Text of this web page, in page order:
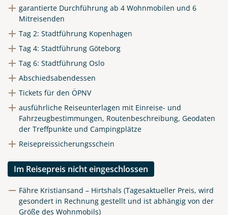
garantierte Durchführung ab 4 Wohnmobilen und 6
Mitreisenden
Tag 2: Stadtführung Kopenhagen
Tag 4: Stadtführung Göteborg
Tag 6: Stadtführung Oslo
Abschiedsabendessen
Tickets für den ÖPNV
ausführliche Reiseunterlagen mit Einreise- und
Fahrzeugbestimmungen, Routenbeschreibung, Geodaten
der Treffpunkte und Campingplätze
Reisepreissicherungsschein
Im Reisepreis nicht eingeschlossen
Fähre Kristiansand – Hirtshals (Tagesaktueller Preis, wird
gesondert in Rechnung gestellt und ist abhängig von der
Größe des Wohnmobils)